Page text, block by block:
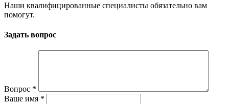
Наши квалифицированные специалисты обязательно вам
помогут.
Задать вопрос
Вопрос *
Ваше имя *